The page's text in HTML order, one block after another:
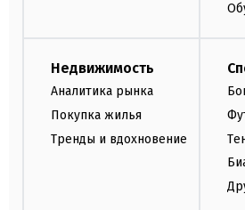
Недвижимость
Аналитика рынка
Покупка жилья
Тренды и вдохновение